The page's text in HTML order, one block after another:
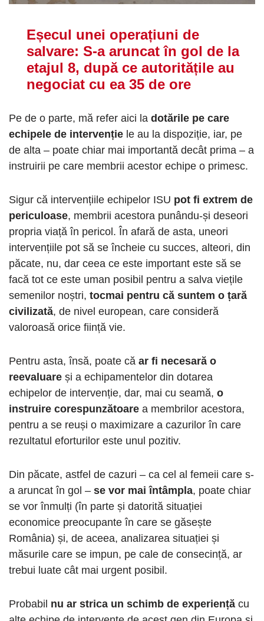
Eșecul unei operațiuni de
salvare: S-a aruncat în gol de la
etajul 8, după ce autoritățile au
negociat cu ea 35 de ore
Pe de o parte, mă refer aici la dotările pe care
echipele de intervenție le au la dispoziție, iar, pe
de alta – poate chiar mai importantă decât prima – a
instruirii pe care membrii acestor echipe o primesc.
Sigur că intervențiile echipelor ISU pot fi extrem de
periculoase, membrii acestora punându-și deseori
propria viață în pericol. În afară de asta, uneori
intervențiile pot să se încheie cu succes, alteori, din
păcate, nu, dar ceea ce este important este să se
facă tot ce este uman posibil pentru a salva viețile
semenilor noștri, tocmai pentru că suntem o țară
civilizată, de nivel european, care consideră
valoroasă orice ființă vie.
Pentru asta, însă, poate că ar fi necesară o
reevaluare și a echipamentelor din dotarea
echipelor de intervenție, dar, mai cu seamă, o
instruire corespunzătoare a membrilor acestora,
pentru a se reuși o maximizare a cazurilor în care
rezultatul eforturilor este unul pozitiv.
Din păcate, astfel de cazuri – ca cel al femeii care s-
a aruncat în gol – se vor mai întâmpla, poate chiar
se vor înmulți (în parte și datorită situației
economice preocupante în care se găsește
România) și, de aceea, analizarea situației și
măsurile care se impun, pe cale de consecință, ar
trebui luate cât mai urgent posibil.
Probabil nu ar strica un schimb de experiență cu